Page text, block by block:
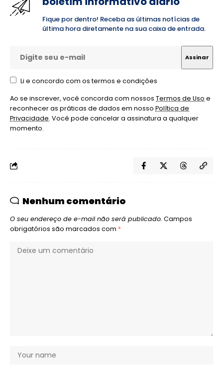
Fique por dentro! Receba as últimas notícias de
última hora diretamente na sua caixa de entrada.
Li e concordo com os termos e condições
Ao se inscrever, você concorda com nossos Termos de Uso e
reconhecer as práticas de dados em nosso Política de
Privacidade. Você pode cancelar a assinatura a qualquer
momento.
Nenhum comentário
O seu endereço de e-mail não será publicado. Campos
obrigatórios são marcados com *